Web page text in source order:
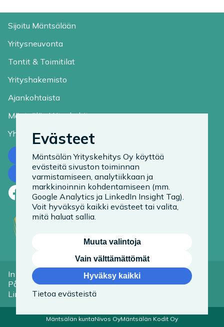
Sijoitu Mäntsälään
Yritysneuvonta
Tontit & Toimitilat
Yrityshakemisto
Ajankohtaista
Mäntsälän Yrityskehitys
Yhteystiedot
Ota yhteyttä
Tilaa uutiskirje
Facebook
LinkedIn
Instagram
In English
På Svenska
Linkit
Tietoa evästeistä
Saavutettavuusseloste
Mäntsälän kuntaNivos OyMäntsälän Kodit Oy
Evästeet
Mäntsälän Yrityskehitys Oy käyttää
evästeitä sivuston toiminnan
varmistamiseen, analytiikkaan ja
markkinoinnin kohdentamiseen (mm.
Google Analytics ja LinkedIn Insight Tag).
Voit hyväksyä kaikki evästeet tai valita,
mitä haluat sallia.
Muuta valintoja
Vain välttämättömät
Hyväksy kaikki
Tietoa evästeistä